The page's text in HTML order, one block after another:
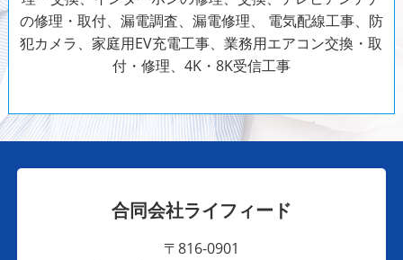
の修理・取付、漏電調査、漏電修理、 電気配線工事、防
犯カメラ、家庭用EV充電工事、業務用エアコン交換・取
付・修理、4K・8K受信工事
合同会社ライフィード
〒816-0901